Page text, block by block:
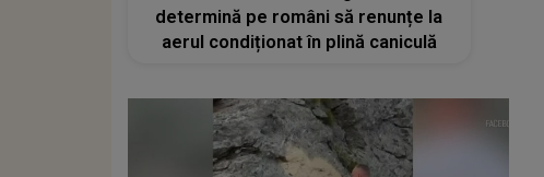
determină pe români să renunțe la
aerul condiționat în plină caniculă